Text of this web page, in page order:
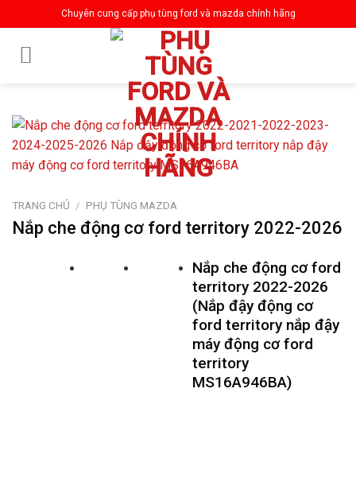
to
content
Chuyên cung cấp phụ tùng ford và mazda chính hãng
TRANG CHỦ / PHỤ TÙNG MAZDA
Nắp che động cơ ford territory 2022-2026
Nắp che động cơ ford
territory 2022-2026
(Nắp đậy động cơ
ford territory nắp đậy
máy động cơ ford
territory
MS16A946BA)